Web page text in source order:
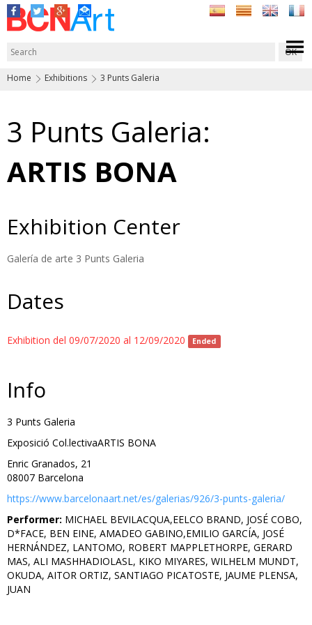
Home Exhibitions 3 Punts Galeria
3 Punts Galeria:
ARTIS BONA
Exhibition Center
Galería de arte 3 Punts Galeria
Dates
Exhibition del 09/07/2020 al 12/09/2020 Ended
Info
3 Punts Galeria
Exposició Col.lectivaARTIS BONA
Enric Granados, 21
08007 Barcelona
https://www.barcelonaart.net/es/galerias/926/3-punts-galeria/
Performer: MICHAEL BEVILACQUA,EELCO BRAND, JOSÉ COBO,
D*FACE, BEN EINE, AMADEO GABINO,EMILIO GARCÍA, JOSÉ
HERNÁNDEZ, LANTOMO, ROBERT MAPPLETHORPE, GERARD
MAS, ALI MASHHADIOLASL, KIKO MIYARES, WILHELM MUNDT,
OKUDA, AITOR ORTIZ, SANTIAGO PICATOSTE, JAUME PLENSA,
JUAN